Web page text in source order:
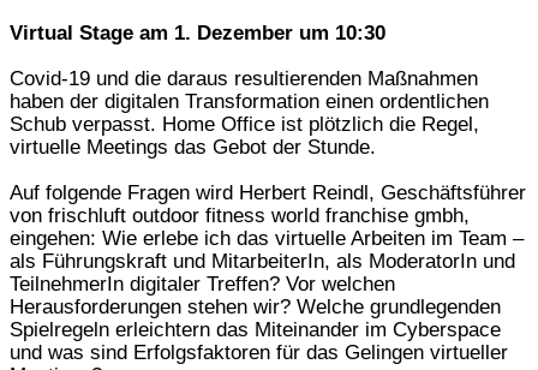
Virtual Stage am 1. Dezember um 10:30
Covid-19 und die daraus resultierenden Maßnahmen
haben der digitalen Transformation einen ordentlichen
Schub verpasst. Home Office ist plötzlich die Regel,
virtuelle Meetings das Gebot der Stunde.
Auf folgende Fragen wird Herbert Reindl, Geschäftsführer
von frischluft outdoor fitness world franchise gmbh,
eingehen: Wie erlebe ich das virtuelle Arbeiten im Team –
als Führungskraft und MitarbeiterIn, als ModeratorIn und
TeilnehmerIn digitaler Treffen? Vor welchen
Herausforderungen stehen wir? Welche grundlegenden
Spielregeln erleichtern das Miteinander im Cyberspace
und was sind Erfolgsfaktoren für das Gelingen virtueller